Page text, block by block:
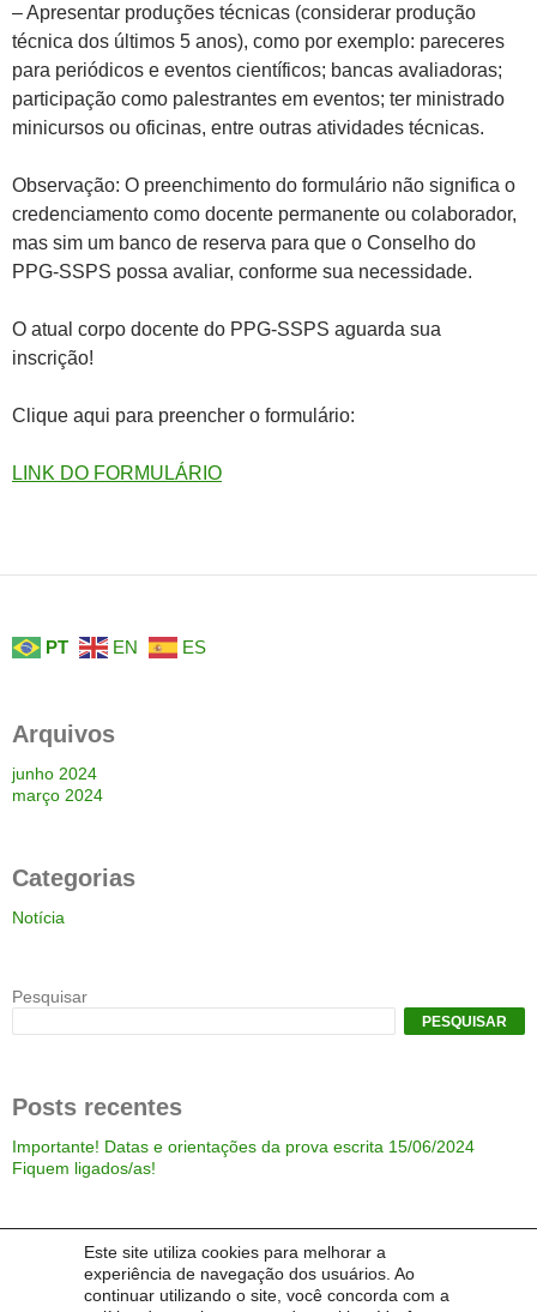
Este site utiliza cookies para melhorar a
experiência de navegação dos usuários. Ao
continuar utilizando o site, você concorda com a
– Apresentar produções técnicas (considerar produção
técnica dos últimos 5 anos), como por exemplo: pareceres
para periódicos e eventos científicos; bancas avaliadoras;
participação como palestrantes em eventos; ter ministrado
minicursos ou oficinas, entre outras atividades técnicas.
Observação: O preenchimento do formulário não significa o
credenciamento como docente permanente ou colaborador,
mas sim um banco de reserva para que o Conselho do
PPG-SSPS possa avaliar, conforme sua necessidade.
O atual corpo docente do PPG-SSPS aguarda sua
inscrição!
Clique aqui para preencher o formulário:
LINK DO FORMULÁRIO
PT EN ES
Arquivos
junho 2024
março 2024
Categorias
Notícia
Pesquisar
PESQUISAR
Posts recentes
Importante! Datas e orientações da prova escrita 15/06/2024
Fiquem ligados/as!
Comentários
NENHUM COMENTÁRIO PARA MOSTRAR.